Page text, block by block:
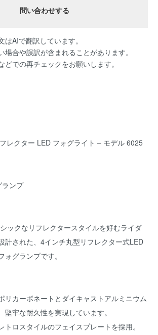
問い合わせする
はAIで翻訳しています。
場合や誤訳が含まれることがあります。
どでの再チェックをお願いします。
レクター LED フォグライト – モデル 6025
ンプ
ックなリフレクタースタイルを好むライダ
計された、4インチ丸型リフレクター式LED
ォグランプです。
リカーボネートとダイキャストアルミニウム
堅牢な耐久性を実現しています。
トロスタイルのフェイスプレートを採用。